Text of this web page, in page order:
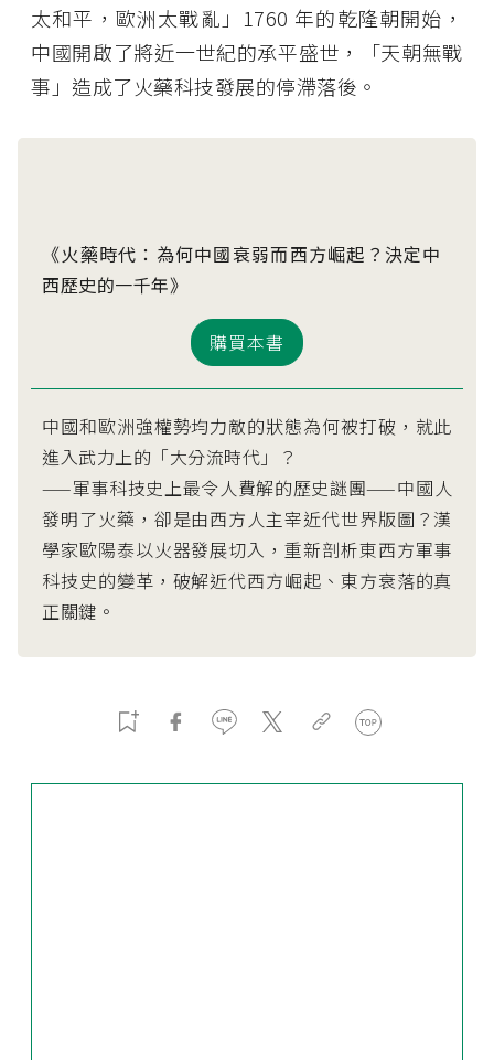
太和平，歐洲太戰亂」1760 年的乾隆朝開始，
中國開啟了將近一世紀的承平盛世，「天朝無戰
事」造成了火藥科技發展的停滯落後。
《火藥時代：為何中國衰弱而西方崛起？決定中
西歷史的一千年》
購買本書
中國和歐洲強權勢均力敵的狀態為何被打破，就此
進入武力上的「大分流時代」？
——軍事科技史上最令人費解的歷史謎團——中國人
發明了火藥，卻是由西方人主宰近代世界版圖？漢
學家歐陽泰以火器發展切入，重新剖析東西方軍事
科技史的變革，破解近代西方崛起、東方衰落的真
正關鍵。